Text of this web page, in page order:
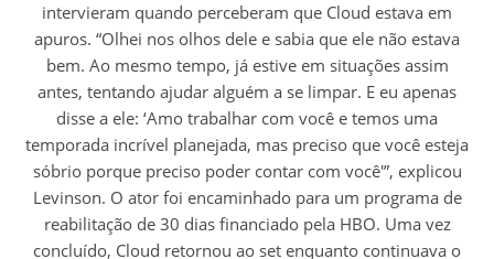
intervieram quando perceberam que Cloud estava em
apuros. “Olhei nos olhos dele e sabia que ele não estava
bem. Ao mesmo tempo, já estive em situações assim
antes, tentando ajudar alguém a se limpar. E eu apenas
disse a ele: ‘Amo trabalhar com você e temos uma
temporada incrível planejada, mas preciso que você esteja
sóbrio porque preciso poder contar com você'”, explicou
Levinson. O ator foi encaminhado para um programa de
reabilitação de 30 dias financiado pela HBO. Uma vez
concluído, Cloud retornou ao set enquanto continuava o